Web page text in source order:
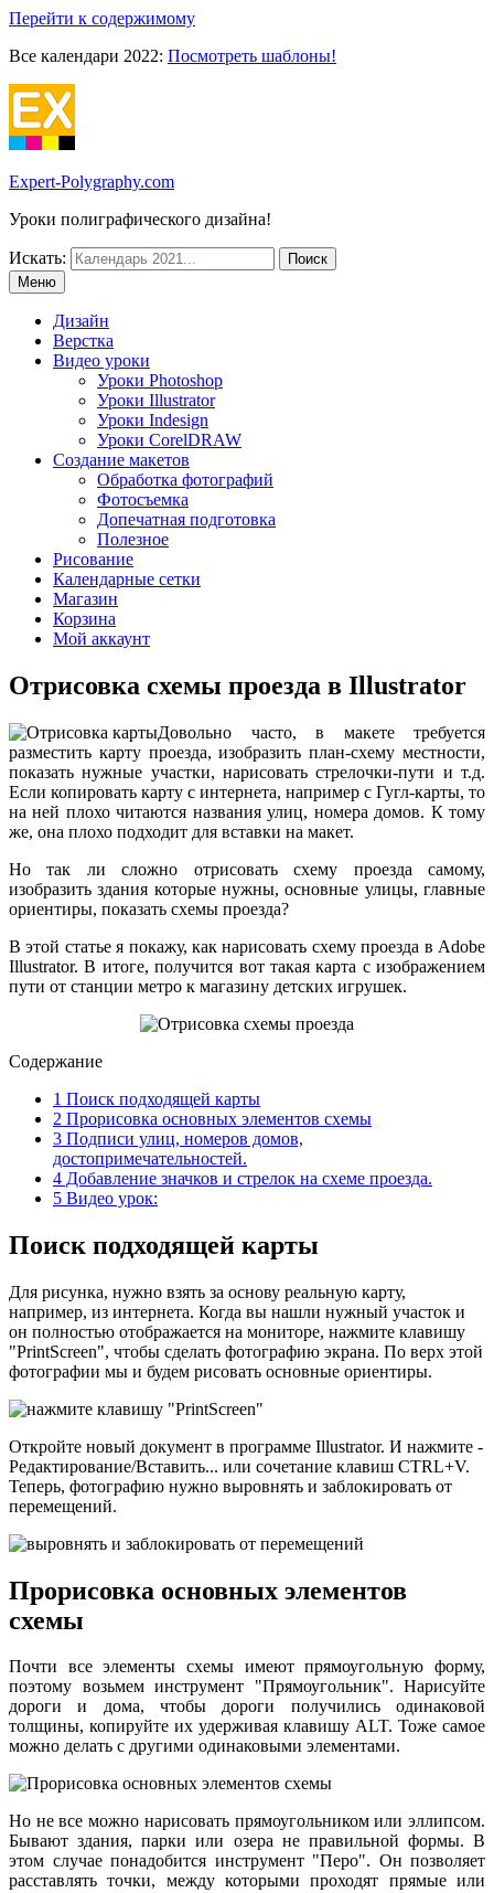
Перейти к содержимому
Все календари 2022: Посмотреть шаблоны!
Expert-Polygraphy.com
Уроки полиграфического дизайна!
Искать:
Меню
Дизайн
Верстка
Видео уроки
Уроки Photoshop
Уроки Illustrator
Уроки Indesign
Уроки CorelDRAW
Создание макетов
Обработка фотографий
Фотосъемка
Допечатная подготовка
Полезное
Рисование
Календарные сетки
Магазин
Корзина
Мой аккаунт
Отрисовка схемы проезда в Illustrator
Довольно часто, в макете требуется
разместить карту проезда, изобразить план-схему местности,
показать нужные участки, нарисовать стрелочки-пути и т.д.
Если копировать карту с интернета, например с Гугл-карты, то
на ней плохо читаются названия улиц, номера домов. К тому
же, она плохо подходит для вставки на макет.
Но так ли сложно отрисовать схему проезда самому,
изобразить здания которые нужны, основные улицы, главные
ориентиры, показать схемы проезда?
В этой статье я покажу, как нарисовать схему проезда в Adobe
Illustrator. В итоге, получится вот такая карта с изображением
пути от станции метро к магазину детских игрушек.
Содержание
1 Поиск подходящей карты
2 Прорисовка основных элементов схемы
3 Подписи улиц, номеров домов,
достопримечательностей.
4 Добавление значков и стрелок на схеме проезда.
5 Видео урок:
Поиск подходящей карты
Для рисунка, нужно взять за основу реальную карту,
например, из интернета. Когда вы нашли нужный участок и
он полностью отображается на мониторе, нажмите клавишу
"PrintScreen", чтобы сделать фотографию экрана. По верх этой
фотографии мы и будем рисовать основные ориентиры.
Откройте новый документ в программе Illustrator. И нажмите -
Редактирование/Вставить... или сочетание клавиш CTRL+V.
Теперь, фотографию нужно выровнять и заблокировать от
перемещений.
Прорисовка основных элементов
схемы
Почти все элементы схемы имеют прямоугольную форму,
поэтому возьмем инструмент "Прямоугольник". Нарисуйте
дороги и дома, чтобы дороги получились одинаковой
толщины, копируйте их удерживая клавишу ALT. Тоже самое
можно делать с другими одинаковыми элементами.
Но не все можно нарисовать прямоугольником или эллипсом.
Бывают здания, парки или озера не правильной формы. В
этом случае понадобится инструмент "Перо". Он позволяет
расставлять точки, между которыми проходят прямые или